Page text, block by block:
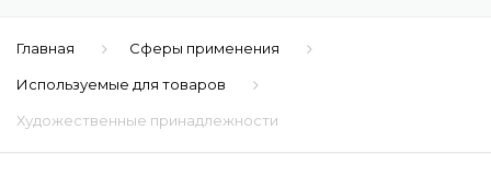
Главная Сферы применения
Используемые для товаров
Художественные принадлежности